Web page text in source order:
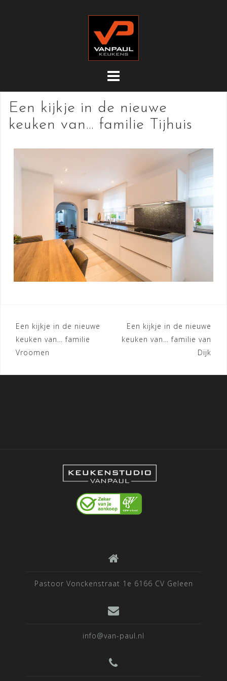
Een kijkje in de nieuwe
keuken van… familie Tijhuis
Bericht
navigatie
Een kijkje in de nieuwe
keuken van… familie
Vroomen
Een kijkje in de nieuwe
keuken van… familie van
Dijk
Pastoor Vonckenstraat 1e 6166 CV Geleen
info@van-paul.nl